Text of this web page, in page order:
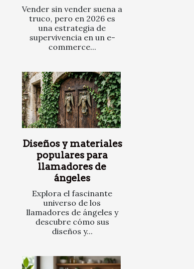
Vender sin vender suena a
truco, pero en 2026 es
una estrategia de
supervivencia en un e-
commerce...
Diseños y materiales
populares para
llamadores de
ángeles
Explora el fascinante
universo de los
llamadores de ángeles y
descubre cómo sus
diseños y...